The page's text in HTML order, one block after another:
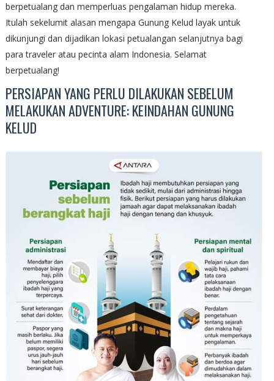
berpetualang dan memperluas pengalaman hidup mereka.
Itulah sekelumit alasan mengapa Gunung Kelud layak untuk
dikunjungi dan dijadikan lokasi petualangan selanjutnya bagi
para traveler atau pecinta alam Indonesia. Selamat
berpetualang!
PERSIAPAN YANG PERLU DILAKUKAN SEBELUM
MELAKUKAN ADVENTURE: KEINDAHAN GUNUNG
KELUD